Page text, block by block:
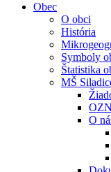
Obec
O obci
História
Symboly
Štatistika
MŠ
O